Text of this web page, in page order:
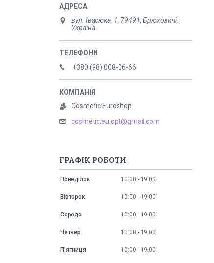
вул. Івасюка, 1, 79491, Брюховичі,
Україна
+380 (98) 008-06-66
Cosmetic Euroshop
cosmetic.eu.opt@gmail.com
ГРАФІК РОБОТИ
Понеділок 10:00 19:00
Вівторок 10:00 19:00
Середа 10:00 19:00
Четвер 10:00 19:00
Пʼятниця 10:00 19:00